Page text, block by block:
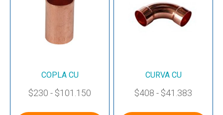
COPLA CU
$230 - $101.150
CURVA CU
$408 - $41.383